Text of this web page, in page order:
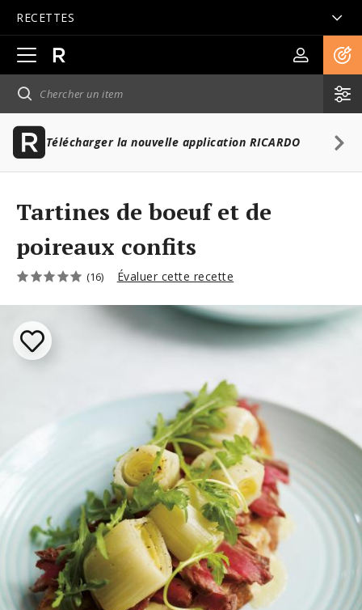
RECETTES
Ouvrir
la
navigation
principale
Télécharger la nouvelle application RICARDO
Tartines de boeuf et de
poireaux confits
(16) Évaluer cette recette